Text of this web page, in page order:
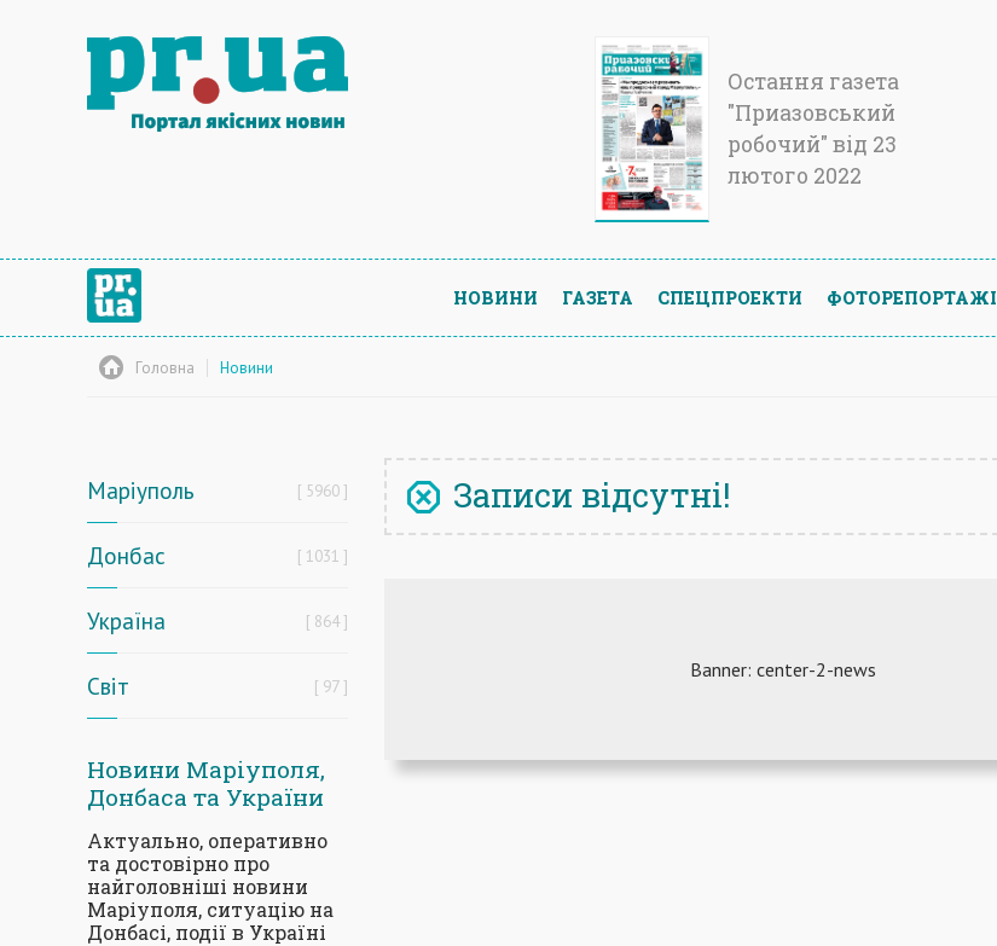
Остання газета
"Приазовський
робочий" від 23
лютого 2022
НОВИНИ ГАЗЕТА СПЕЦПРОЕКТИ ФОТОРЕПОРТАЖІ
Головна Новини
Маріуполь 5960
Донбас 1031
Україна 864
Світ 97
Новини Маріуполя,
Донбаса та України
Актуально, оперативно
та достовірно про
найголовніші новини
Маріуполя, ситуацію на
Донбасі, події в Україні
Записи відсутні!